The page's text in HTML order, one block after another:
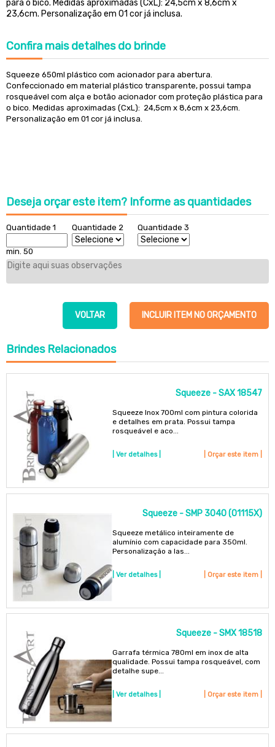
para o bico. Medidas aproximadas (CxL): 24,5cm x 8,6cm x
23,6cm. Personalização em 01 cor já inclusa.
Confira mais detalhes do brinde
Squeeze 650ml plástico com acionador para abertura.
Confeccionado em material plástico transparente, possui tampa
rosqueável com alça e botão acionador com proteção plástica para
o bico. Medidas aproximadas (CxL): 24,5cm x 8,6cm x 23,6cm.
Personalização em 01 cor já inclusa.
Deseja orçar este item? Informe as quantidades
Quantidade 1
min. 50
Quantidade 2 Quantidade 3
INCLUIR ITEM NO ORÇAMENTO
VOLTAR
BrindesRelacionados
Squeeze - SAX 18547
Squeeze Inox 700ml com pintura colorida
e detalhes em prata. Possui tampa
rosqueável e aco...
| Ver detalhes | | Orçar este item |
Squeeze - SMP 3040 (01115X)
Squeeze metálico inteiramente de
alumínio com capacidade para 350ml.
Personalização a las...
| Ver detalhes | | Orçar este item |
Squeeze - SMX 18518
Garrafa térmica 780ml em inox de alta
qualidade. Possui tampa rosqueável, com
detalhe supe...
| Ver detalhes | | Orçar este item |